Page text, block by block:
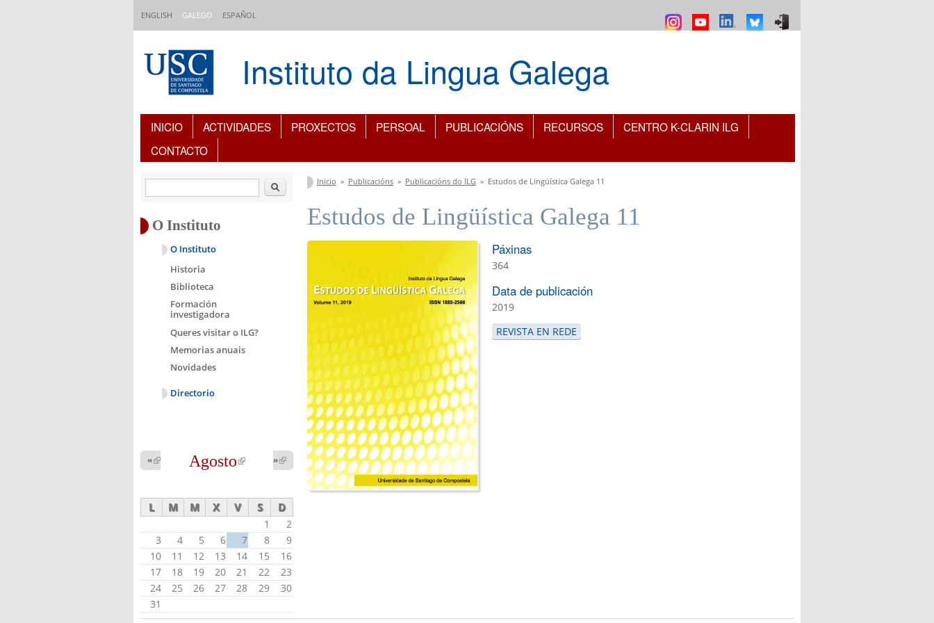
ENGLISH GALEGO ESPAÑOL
Instituto da Lingua Galega
Índice de contidos
INICIO ACTIVIDADES PROXECTOS PERSOAL PUBLICACIÓNS RECURSOS
CENTRO K-CLARIN ILG
CONTACTO
Vostede está aquí
Inicio » Publicacións » Publicacións do ILG » Estudos de Lingüística Galega 11
Estudos de Lingüística Galega 11
Páxinas
364
Data de publicación
2019
REVISTA EN REDE
Buscar
O Instituto
O Instituto
Historia
Biblioteca
Formación
investigadora
Queres visitar o ILG?
Memorias anuais
Novidades
Directorio
Agosto (link is
«
external)
»
(link is
external)
L M M X V S D
1
2
3
4 5 6 7 8
9
10
11 12 13 14 15
16
17
18 19 20 21 22
23
24
25 26 27 28 29
30
31